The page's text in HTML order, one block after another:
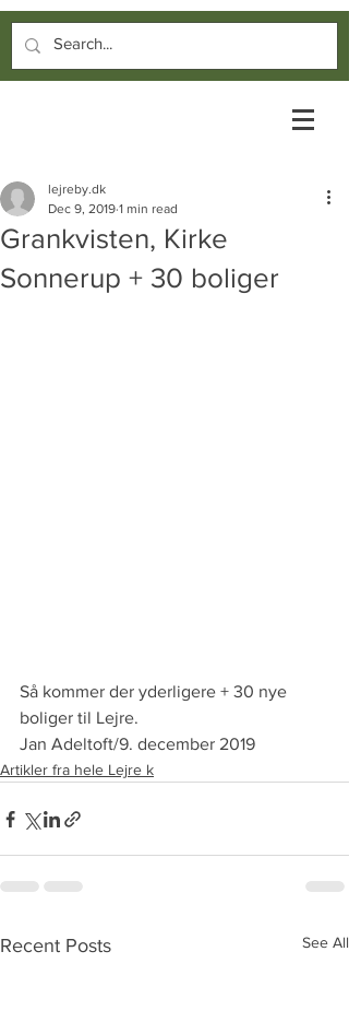
Grankvisten, Kirke
Sonnerup + 30 boliger
lejreby.dk
Dec 9, 2019 1 min read
Så kommer der yderligere + 30 nye
boliger til Lejre.
Jan Adeltoft/9. december 2019
Artikler fra hele Lejre k
Recent Posts See All